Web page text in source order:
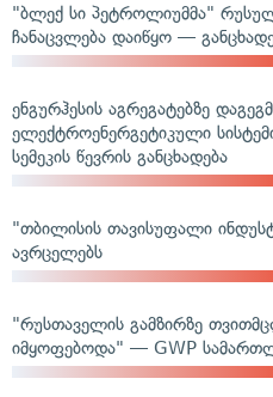
"ბლექ სი პეტროლიუმმა"
ჩანაცვლება დაიწყო —
ენგურჰესის აგრეგატებზე
ელექტროენერგეტიკული
სემეკის წევრის განცხადება
"თბილისის თავისუფალი
ავრცელებს
"რუსთაველის გამზირზე
იმყოფებოდა" — GWP